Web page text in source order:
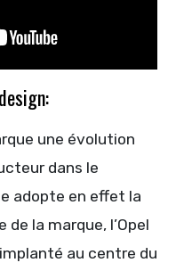
une évolution
dans le
adopte en effet la
la marque, l’Opel
au centre du